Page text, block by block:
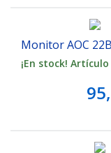
Monitor AOC
¡En stock!
95,